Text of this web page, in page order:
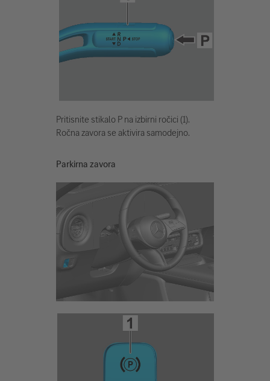
Pritisnite stikalo P na izbirni ročici (1).
Ročna zavora se aktivira samodejno.
Parkirna zavora